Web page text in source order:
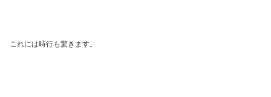
これには時行も驚きます。